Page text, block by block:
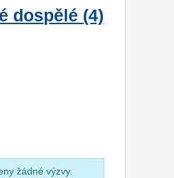
dospělé (4)
žádné výzvy.